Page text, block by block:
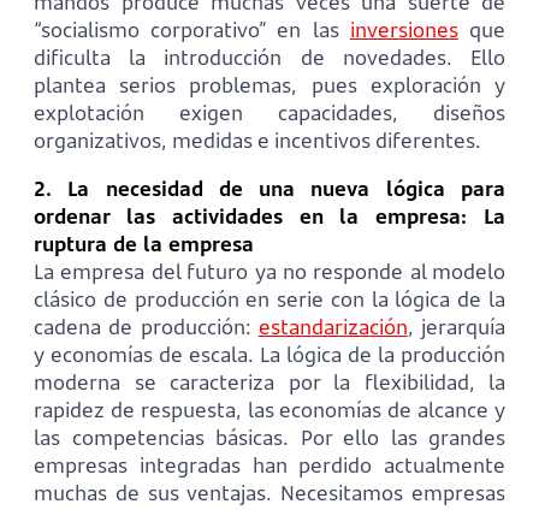
“socialismo corporativo” en las inversionesque
dificulta la introducción de novedades. Ello
plantea serios problemas, pues exploración y
explotación exigen capacidades, diseños
organizativos, medidas e incentivos diferentes.
2. La necesidad de una nueva lógica para
ordenar las actividades en la empresa: La
ruptura de la empresa
La empresa del futuro ya no responde al modelo
clásico de producción en serie con la lógica de la
cadena de producción: estandarización, jerarquía
y economías de escala. La lógica de la producción
moderna se caracteriza por la flexibilidad, la
rapidez de respuesta, las economías de alcance y
las competencias básicas. Por ello las grandes
empresas integradas han perdido actualmente
muchas de sus ventajas. Necesitamos empresas